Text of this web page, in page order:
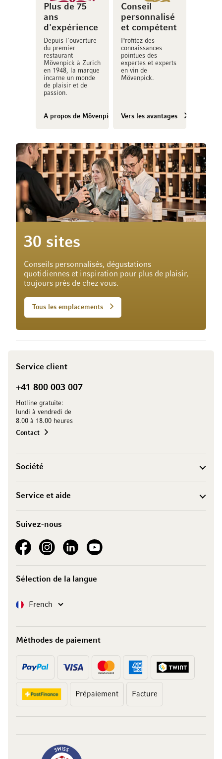
Plus de 75
ans
d'expérience
Depuis l’ouverture
du premier
restaurant
Mövenpick à Zurich
en 1948, la marque
incarne un monde
de plaisir et de
passion.
A propos de Mövenpick Vins
Conseil
personnalisé
et compétent
Profitez des
connaissances
pointues des
expertes et experts
en vin de
Mövenpick.
Vers les avantages
30 sites
Conseils personnalisés, dégustations
quotidiennes et inspiration pour plus de plaisir,
toujours près de chez vous.
Tous les emplacements
Service client
+41 800 003 007
Hotline gratuite:
lundi à vendredi de
8.00 à 18.00 heures
Contact
Société
Service et aide
Suivez-nous
See our FacebookSee our Instagram account
See our LinkedInSee our YouTube channel
Sélection de la langue
LangueFrench
Méthodes de paiement
Prépaiement Facture
10 francs